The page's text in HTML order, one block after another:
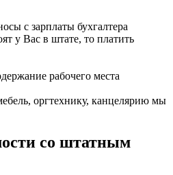
с зарплаты бухгалтера
у Вас в штате, то платить
рабочего места
оргтехнику, канцелярию мы
со штатным